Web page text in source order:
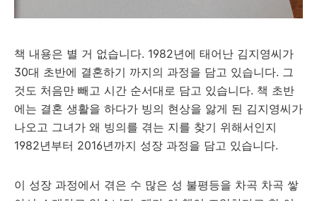
책 내용은 별 거 없습니다. 1982년에 태어난 김지영씨가
30대 초반에 결혼하기 까지의 과정을 담고 있습니다. 그
것도 처음만 빼고 시간 순서대로 담고 있습니다. 책 초반
에는 결혼 생활을 하다가 빙의 현상을 앓게 된 김지영씨가
나오고 그녀가 왜 빙의를 겪는 지를 찾기 위해서인지
1982년부터 2016년까지 성장 과정을 담고 있습니다.
이 성장 과정에서 겪은 수 많은 성 불평등을 차곡 차곡 쌓